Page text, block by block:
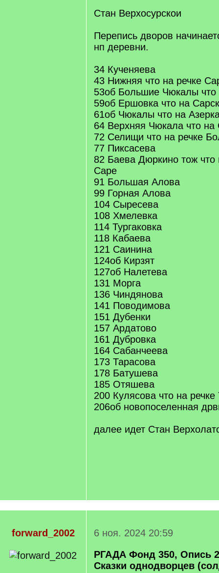
Стан Верхосурскои
Перепись дворов
нп деревни.
34 Кученяева
43 Нижняя что на речке
53об Большие Чюкалы что
59об Ершовка что на
61об Чюкалы что на
64 Верхняя Чюкала что на
72 Селищи что на речке
77 Пиксасева
82 Баева Дюркино тож
Саре
91 Большая Алова
99 Горная Алова
104 Сыресева
108 Хмелевка
114 Тургаковка
118 Кабаева
121 Саинина
124об Кирзят
127об Налетева
131 Морга
136 Чиндянова
141 Поводимова
151 Дубенки
157 Ардатово
161 Дубровка
164 Сабанчеева
173 Тарасова
178 Батушева
185 Отяшева
200 Кулясова что на речке
206об новопоселенная
далее идет Стан
forward_2002
6 ноя. 2024 20:59
РГАДА Фонд 350, Опись
Сказки однодворцев